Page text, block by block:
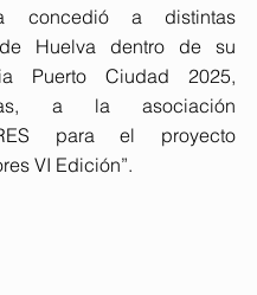
concedió a distintas
Huelva dentro de su
Puerto Ciudad 2025,
a la asociación
para el proyecto
VI Edición”.